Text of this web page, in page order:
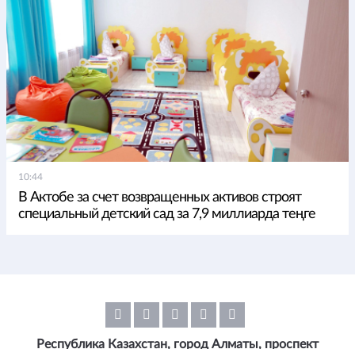
10:44
В Актобе за счет возвращенных активов строят
специальный детский сад за 7,9 миллиарда теңге
Республика Казахстан, город Алматы, проспект